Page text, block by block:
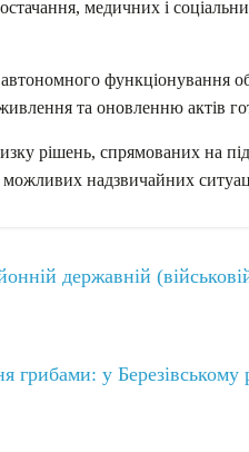
медичних і
функціонування
та оновленню актів
рішень, спрямованих на
можливих надзвичайних
державній
грибами: у Березівському